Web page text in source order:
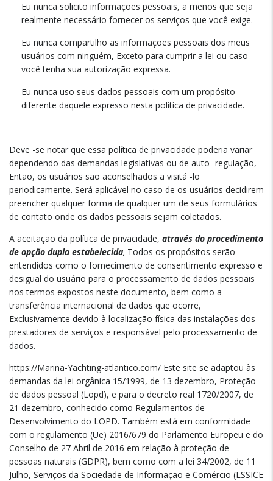
Eu nunca solicito informações pessoais, a menos que seja
realmente necessário fornecer os serviços que você exige.
Eu nunca compartilho as informações pessoais dos meus
usuários com ninguém, Exceto para cumprir a lei ou caso
você tenha sua autorização expressa.
Eu nunca uso seus dados pessoais com um propósito
diferente daquele expresso nesta política de privacidade.
Deve -se notar que essa política de privacidade poderia variar
dependendo das demandas legislativas ou de auto -regulação,
Então, os usuários são aconselhados a visitá -lo
periodicamente. Será aplicável no caso de os usuários decidirem
preencher qualquer forma de qualquer um de seus formulários
de contato onde os dados pessoais sejam coletados.
A aceitação da política de privacidade, através do procedimento
de opção dupla estabelecida, Todos os propósitos serão
entendidos como o fornecimento de consentimento expresso e
desigual do usuário para o processamento de dados pessoais
nos termos expostos neste documento, bem como a
transferência internacional de dados que ocorre,
Exclusivamente devido à localização física das instalações dos
prestadores de serviços e responsável pelo processamento de
dados.
https://Marina-Yachting-atlantico.com/ Este site se adaptou às
demandas da lei orgânica 15/1999, de 13 dezembro, Proteção
de dados pessoal (Lopd), e para o decreto real 1720/2007, de
21 dezembro, conhecido como Regulamentos de
Desenvolvimento do LOPD. Também está em conformidade
com o regulamento (Ue) 2016/679 do Parlamento Europeu e do
Conselho de 27 Abril de 2016 em relação à proteção de
pessoas naturais (GDPR), bem como com a lei 34/2002, de 11
Julho, Serviços da Sociedade de Informação e Comércio (LSSICE